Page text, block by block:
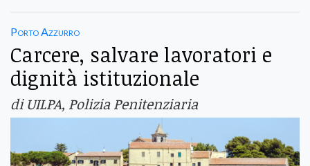
Porto Azzurro
Carcere, salvare lavoratori e
dignità istituzionale
di UILPA, Polizia Penitenziaria